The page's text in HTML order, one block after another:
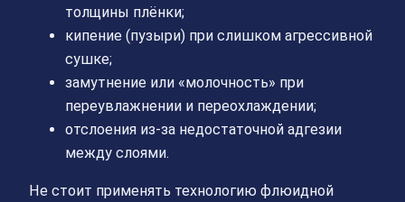
толщины плёнки;
кипение (пузыри) при слишком агрессивной
сушке;
замутнение или «молочность» при
переувлажнении и переохлаждении;
отслоения из-за недостаточной адгезии
между слоями.
Не стоит применять технологию флюидной